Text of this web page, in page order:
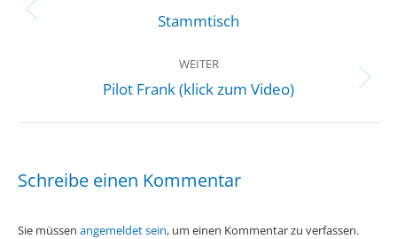
Vorheriger
Stammtisch
WEITER
Nächster
Pilot Frank (klick zum Video)
Schreibe einen Kommentar
Sie müssen angemeldet sein, um einen Kommentar zu verfassen.